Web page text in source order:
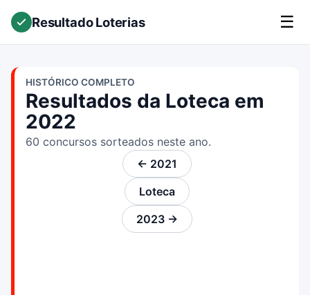
Resultado Loterias ☰
HISTÓRICO COMPLETO
Resultados da Loteca em
2022
60 concursos sorteados neste ano.
← 2021
Loteca
2023 →